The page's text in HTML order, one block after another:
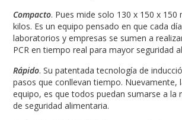
Compacto. Pues mide solo 130 x 150 x 150
kilos. Es un equipo pensado en que cada
laboratorios y empresas se sumen a
PCR en tiempo real para mayor seguridad
Rápido. Su patentada tecnología de
pasos que conllevan tiempo. Nuevamente,
equipo, es que todos puedan sumarse a la
de seguridad alimentaria.